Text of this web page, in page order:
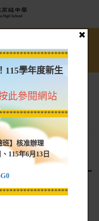
最新消息
教育旅行實施計畫
際交流教育旅行實
115學年度新生
此參閱網站
班】核准辦理
115年6月13日